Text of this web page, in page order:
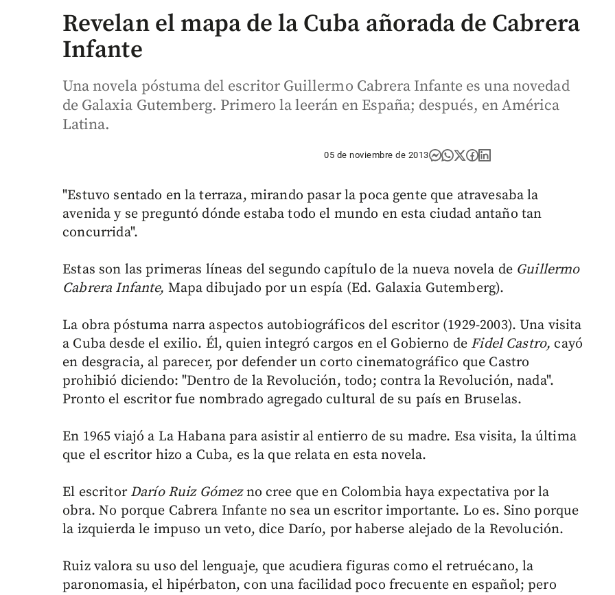
Revelan el mapa de la Cuba añorada de Cabrera
Infante
Una novela póstuma del escritor Guillermo Cabrera Infante es una novedad
de Galaxia Gutemberg. Primero la leerán en España; después, en América
Latina.
05 de noviembre de 2013
"Estuvo sentado en la terraza, mirando pasar la poca gente que atravesaba la
avenida y se preguntó dónde estaba todo el mundo en esta ciudad antaño tan
concurrida".
Estas son las primeras líneas del segundo capítulo de la nueva novela de Guillermo
Cabrera Infante, Mapa dibujado por un espía (Ed. Galaxia Gutemberg).
La obra póstuma narra aspectos autobiográficos del escritor (1929-2003). Una visita
a Cuba desde el exilio. Él, quien integró cargos en el Gobierno de Fidel Castro, cayó
en desgracia, al parecer, por defender un corto cinematográfico que Castro
prohibió diciendo: "Dentro de la Revolución, todo; contra la Revolución, nada".
Pronto el escritor fue nombrado agregado cultural de su país en Bruselas.
En 1965 viajó a La Habana para asistir al entierro de su madre. Esa visita, la última
que el escritor hizo a Cuba, es la que relata en esta novela.
El escritor Darío Ruiz Gómezno cree que en Colombia haya expectativa por la
obra. No porque Cabrera Infante no sea un escritor importante. Lo es. Sino porque
la izquierda le impuso un veto, dice Darío, por haberse alejado de la Revolución.
Ruiz valora su uso del lenguaje, que acudiera figuras como el retruécano, la
paronomasia, el hipérbaton, con una facilidad poco frecuente en español; pero